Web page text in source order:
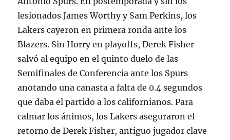
lesionados James Worthy y Sam Perkins, los
Lakers cayeron en primera ronda ante los
Blazers. Sin Horry en playoffs, Derek Fisher
salvó al equipo en el quinto duelo de las
Semifinales de Conferencia ante los Spurs
anotando una canasta a falta de 0.4 segundos
que daba el partido a los californianos. Para
calmar los ánimos, los Lakers aseguraron el
retorno de Derek Fisher, antiguo jugador clave